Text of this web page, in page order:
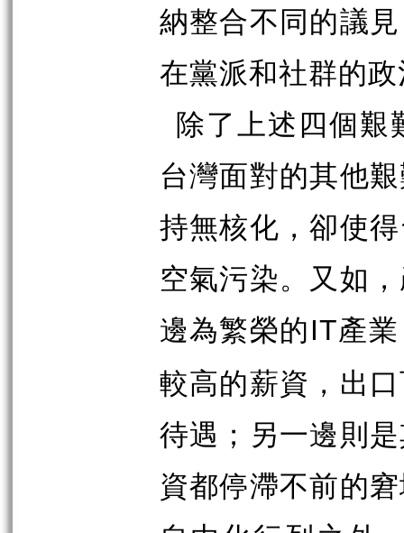
納整合不同的議
在黨派和社群的
除了上述四個艱
台灣面對的其他
持無核化，卻使
空氣污染。又如
邊為繁榮的IT產
較高的薪資，出
待遇；另一邊則
資都停滯不前的